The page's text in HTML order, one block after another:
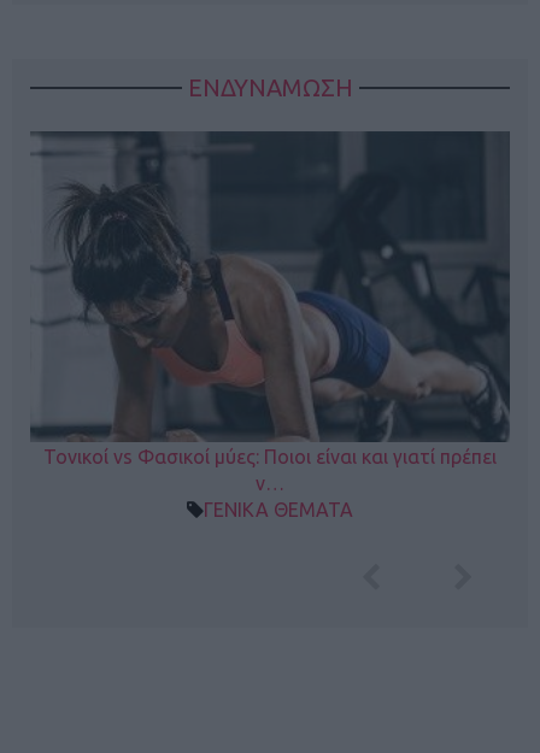
ΕΝΔΥΝΑΜΩΣΗ
Τονικοί vs Φασικοί μύες: Ποιοι είναι και γιατί πρέπει
ν…
ΓΕΝΙΚΑ ΘΕΜΑΤΑ